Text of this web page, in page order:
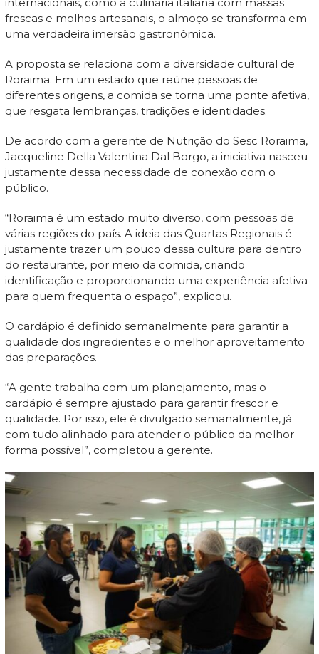
frescas e molhos artesanais, o almoço se transforma em
uma verdadeira imersão gastronômica.
A proposta se relaciona com a diversidade cultural de
Roraima. Em um estado que reúne pessoas de
diferentes origens, a comida se torna uma ponte afetiva,
que resgata lembranças, tradições e identidades.
De acordo com a gerente de Nutrição do Sesc Roraima,
Jacqueline Della Valentina Dal Borgo, a iniciativa nasceu
justamente dessa necessidade de conexão com o
público.
“Roraima é um estado muito diverso, com pessoas de
várias regiões do país. A ideia das Quartas Regionais é
justamente trazer um pouco dessa cultura para dentro
do restaurante, por meio da comida, criando
identificação e proporcionando uma experiência afetiva
para quem frequenta o espaço”, explicou.
O cardápio é definido semanalmente para garantir a
qualidade dos ingredientes e o melhor aproveitamento
das preparações.
“A gente trabalha com um planejamento, mas o
cardápio é sempre ajustado para garantir frescor e
qualidade. Por isso, ele é divulgado semanalmente, já
com tudo alinhado para atender o público da melhor
forma possível”, completou a gerente.